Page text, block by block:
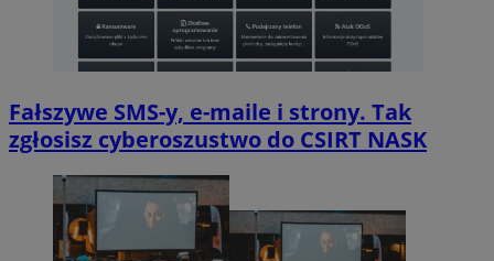
Fałszywe SMS-y, e-maile i strony. Tak
zgłosisz cyberoszustwo do CSIRT NASK